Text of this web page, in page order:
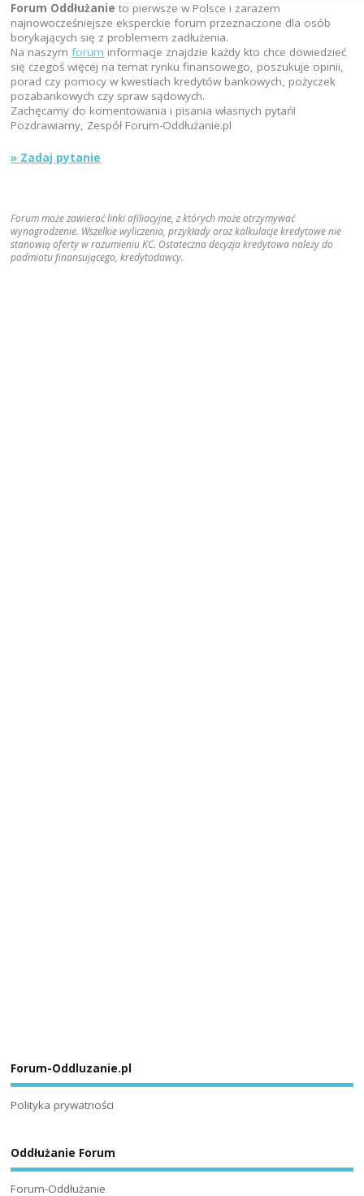
Forum Oddłużanie to pierwsze w Polsce i zarazem
najnowocześniejsze eksperckie forum przeznaczone dla osób
borykających się z problemem zadłużenia.
Na naszymforum informacje znajdzie każdy kto chce dowiedzieć
się czegoś więcej na temat rynku finansowego, poszukuje opinii,
porad czy pomocy w kwestiach kredytów bankowych, pożyczek
pozabankowych czy spraw sądowych.
Zachęcamy do komentowania i pisania własnych pytań!
Pozdrawiamy, Zespół Forum-Oddłużanie.pl
» Zadaj pytanie
Forum może zawierać linki afiliacyjne, z których może otrzymywać
wynagrodzenie. Wszelkie wyliczenia, przykłady oraz kalkulacje kredytowe nie
stanowią oferty w rozumieniu KC. Ostateczna decyzja kredytowa należy do
podmiotu finansującego, kredytodawcy.
Forum-Oddluzanie.pl
Polityka prywatności
Oddłużanie Forum
Forum-Oddłużanie